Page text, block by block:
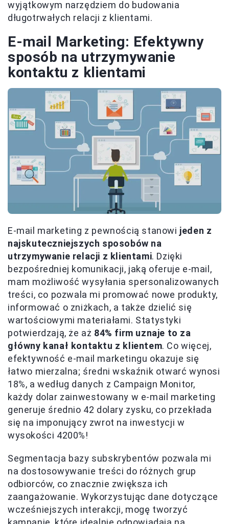
wyjątkowym narzędziem do budowania
długotrwałych relacji z klientami.
E-mail Marketing: Efektywny
sposób na utrzymywanie
kontaktu z klientami
E-mail marketing z pewnością stanowi jeden z
najskuteczniejszych sposobów na
utrzymywanie relacji z klientami. Dzięki
bezpośredniej komunikacji, jaką oferuje e-mail,
mam możliwość wysyłania spersonalizowanych
treści, co pozwala mi promować nowe produkty,
informować o zniżkach, a także dzielić się
wartościowymi materiałami. Statystyki
potwierdzają, że aż 84% firm uznaje to za
główny kanał kontaktu z klientem. Co więcej,
efektywność e-mail marketingu okazuje się
łatwo mierzalna; średni wskaźnik otwarć wynosi
18%, a według danych z Campaign Monitor,
każdy dolar zainwestowany w e-mail marketing
generuje średnio 42 dolary zysku, co przekłada
się na imponujący zwrot na inwestycji w
wysokości 4200%!
Segmentacja bazy subskrybentów pozwala mi
na dostosowywanie treści do różnych grup
odbiorców, co znacznie zwiększa ich
zaangażowanie. Wykorzystując dane dotyczące
wcześniejszych interakcji, mogę tworzyć